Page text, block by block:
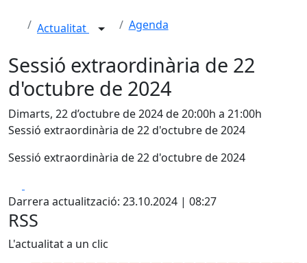
Actualitat Agenda
Sessió extraordinària de 22
d'octubre de 2024
Dimarts, 22 d’octubre de 2024 de 20:00h a 21:00h
Sessió extraordinària de 22 d'octubre de 2024
Sessió extraordinària de 22 d'octubre de 2024
Darrera actualització: 23.10.2024 | 08:27
RSS
L'actualitat a un clic